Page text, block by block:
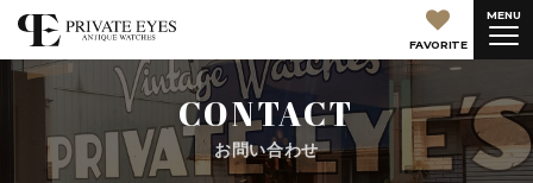
FAVORITE
MENU
CONTACT
お問い合わせ